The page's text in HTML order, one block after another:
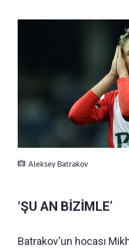
Aleksey Batrakov
‘ŞU AN BİZİMLE’
Batrakov'un hocası